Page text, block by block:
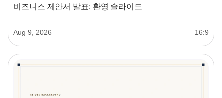
비즈니스 제안서 발표: 환영 슬라이드
Aug 9, 2026 16:9